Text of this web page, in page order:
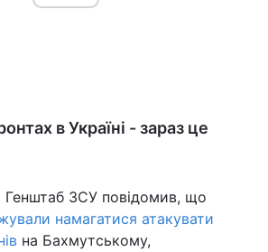
в Україні - зараз це
Генштаб ЗСУ повідомив, що
намагатися атакувати
на Бахмутському,